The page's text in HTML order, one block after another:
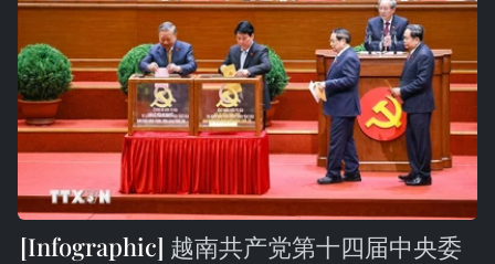
越南共产党第十四届中央委